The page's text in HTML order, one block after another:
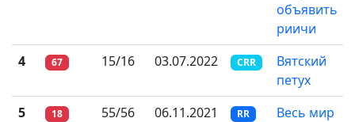
объявить
риичи
4
67 15/16 03.07.2022 CRR
Вятский
петух
5
18 55/56 06.11.2021 RR
Весь мир